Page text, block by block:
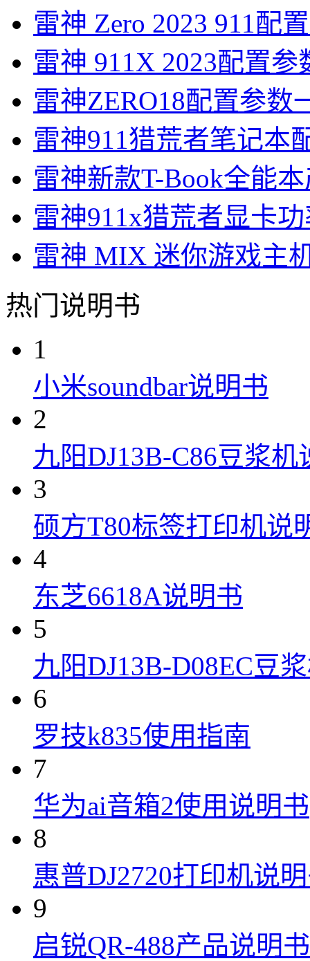
雷神 Zero 2023 911配
雷神 911X 2023配置参
雷神ZERO18配置参数
雷神911猎荒者笔记本
雷神新款T-Book全能
雷神911x猎荒者显卡
雷神 MIX 迷你游戏主
热门说明书
1
小米soundbar说明书
2
九阳DJ13B-C86豆浆机
3
硕方T80标签打印机说
4
东芝6618A说明书
5
九阳DJ13B-D08EC豆
6
罗技k835使用指南
7
华为ai音箱2使用说明书
8
惠普DJ2720打印机说
9
启锐QR-488产品说明书